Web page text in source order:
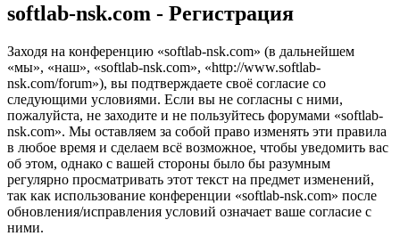
softlab-nsk.com - Регистрация
Заходя на конференцию «softlab-nsk.com» (в дальнейшем
«мы», «наш», «softlab-nsk.com», «http://www.softlab-
nsk.com/forum»), вы подтверждаете своё согласие со
следующими условиями. Если вы не согласны с ними,
пожалуйста, не заходите и не пользуйтесь форумами «softlab-
nsk.com». Мы оставляем за собой право изменять эти правила
в любое время и сделаем всё возможное, чтобы уведомить вас
об этом, однако с вашей стороны было бы разумным
регулярно просматривать этот текст на предмет изменений,
так как использование конференции «softlab-nsk.com» после
обновления/исправления условий означает ваше согласие с
ними.